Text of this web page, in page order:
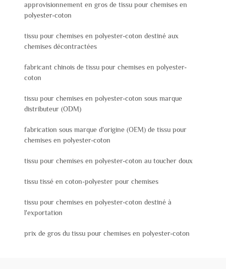
approvisionnement en gros de tissu pour chemises en
polyester-coton
tissu pour chemises en polyester-coton destiné aux
chemises décontractées
fabricant chinois de tissu pour chemises en polyester-
coton
tissu pour chemises en polyester-coton sous marque
distributeur (ODM)
fabrication sous marque d'origine (OEM) de tissu pour
chemises en polyester-coton
tissu pour chemises en polyester-coton au toucher doux
tissu tissé en coton-polyester pour chemises
tissu pour chemises en polyester-coton destiné à
l'exportation
prix de gros du tissu pour chemises en polyester-coton